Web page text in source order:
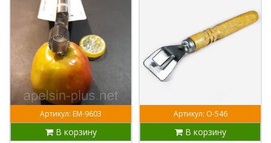
Артикул: ЕМ-9603
В корзину
Артикул: О-546
В корзину